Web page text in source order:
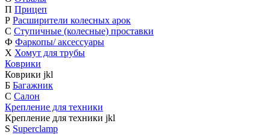
П Прицеп
Р Расширители колесных арок
С Ступичные (колесные) проставки
Ф Фаркопы/ аксессуары
Х Хомут для трубы
Коврики
Коврики jkl
Б Багажник
С Салон
Крепление для техники
Крепление для техники jkl
S Superclamp